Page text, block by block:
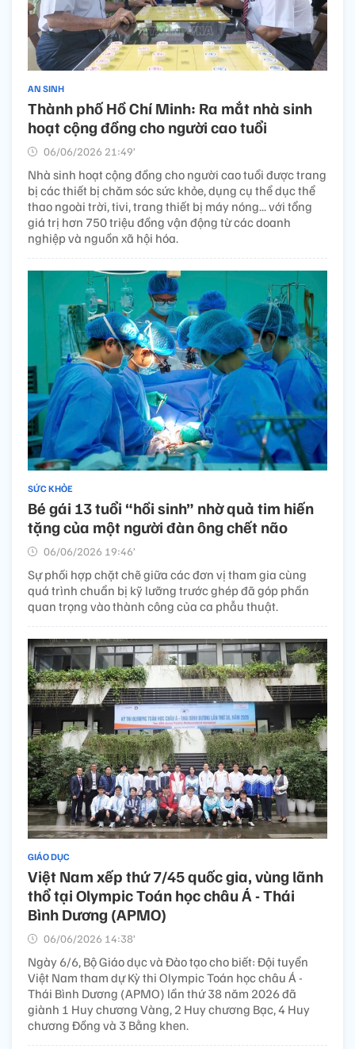
AN SINH
Thành phố Hồ Chí Minh: Ra mắt nhà sinh
hoạt cộng đồng cho người cao tuổi
06/06/2026 21:49’
Nhà sinh hoạt cộng đồng cho người cao tuổi được trang
bị các thiết bị chăm sóc sức khỏe, dụng cụ thể dục thể
thao ngoài trời, tivi, trang thiết bị máy nóng... với tổng
giá trị hơn 750 triệu đồng vận động từ các doanh
nghiệp và nguồn xã hội hóa.
SỨC KHỎE
Bé gái 13 tuổi “hồi sinh” nhờ quả tim hiến
tặng của một người đàn ông chết não
06/06/2026 19:46’
Sự phối hợp chặt chẽ giữa các đơn vị tham gia cùng
quá trình chuẩn bị kỹ lưỡng trước ghép đã góp phần
quan trọng vào thành công của ca phẫu thuật.
GIÁO DỤC
Việt Nam xếp thứ 7/45 quốc gia, vùng lãnh
thổ tại Olympic Toán học châu Á - Thái
Bình Dương (APMO)
06/06/2026 14:38’
Ngày 6/6, Bộ Giáo dục và Đào tạo cho biết: Đội tuyển
Việt Nam tham dự Kỳ thi Olympic Toán học châu Á -
Thái Bình Dương (APMO) lần thứ 38 năm 2026 đã
giành 1 Huy chương Vàng, 2 Huy chương Bạc, 4 Huy
chương Đồng và 3 Bằng khen.